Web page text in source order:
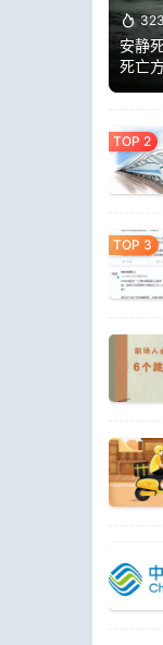
安静
死亡方